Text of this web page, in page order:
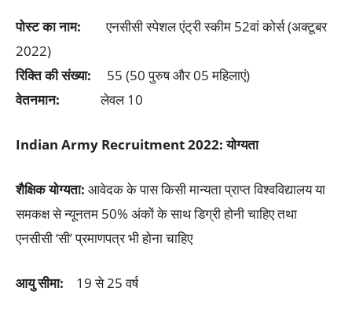
पोस्ट का नाम: एनसीसी स्पेशल एंट्री स्कीम 52वां कोर्स (अक्टूबर
2022)
रिक्ति की संख्या: 55 (50 पुरुष और 05 महिलाएं)
वेतनमान: लेवल 10
Indian Army Recruitment 2022: योग्यता
शैक्षिक योग्यता: आवेदक के पास किसी मान्यता प्राप्त विश्वविद्यालय या
समकक्ष से न्यूनतम 50% अंकों के साथ डिग्री होनी चाहिए तथा
एनसीसी ‘सी’ प्रमाणपत्र भी होना चाहिए
आयु सीमा: 19 से 25 वर्ष